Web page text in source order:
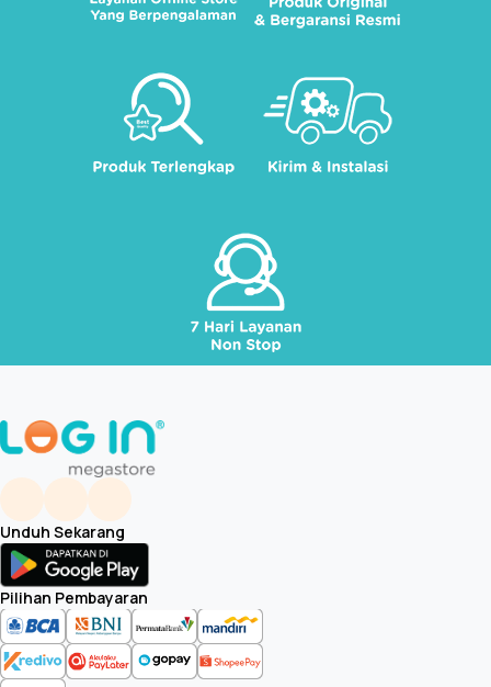
Unduh Sekarang
Pilihan Pembayaran